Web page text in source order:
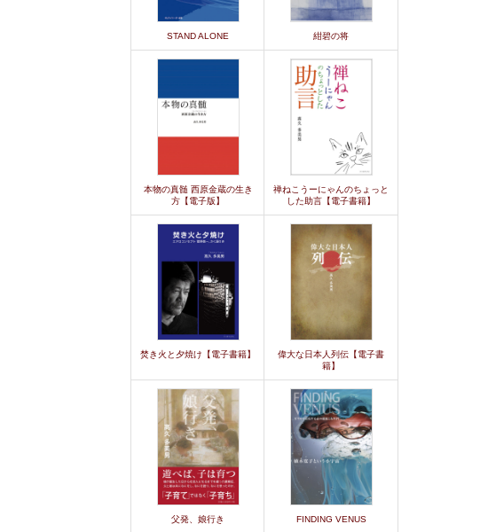
STAND ALONE 紺碧の将
本物の真髄 西原金蔵の生き
方【電子版】
禅ねこうーにゃんのちょっと
した助言【電子書籍】
焚き火と夕焼け【電子書籍】
偉大な日本人列伝【電子書
籍】
父発、娘行き FINDING VENUS